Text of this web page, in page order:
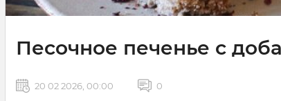
Песочное печенье с
20 02 2026, 00:00 0